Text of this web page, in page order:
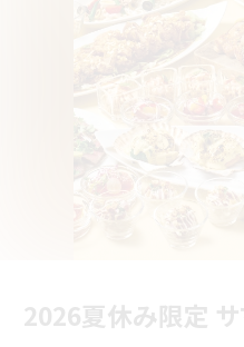
阪神高速おでかけ